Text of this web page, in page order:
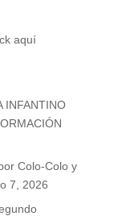
aquí
INFANTINO
Colo-Colo y
7, 2026